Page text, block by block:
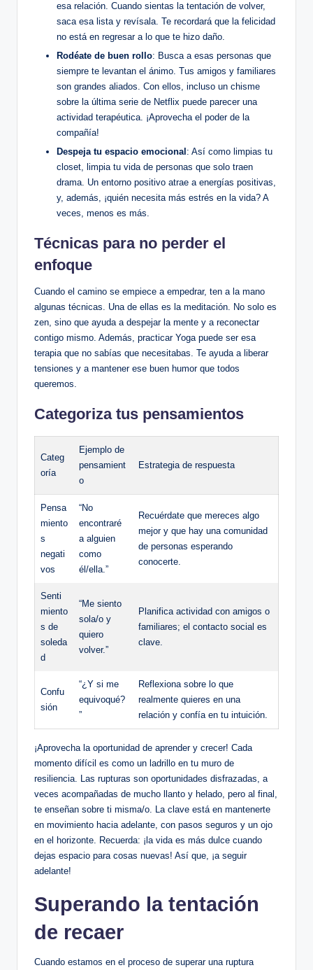
esa relación. Cuando sientas la tentación de volver,
saca esa lista y revísala. Te recordará que la felicidad
no está en regresar a lo que te hizo daño.
Rodéate de buen rollo: Busca a esas personas que
siempre te levantan el ánimo. Tus amigos y familiares
son grandes aliados. Con ellos, incluso un chisme
sobre la última serie de Netflix puede parecer una
actividad terapéutica. ¡Aprovecha el poder de la
compañía!
Despeja tu espacio emocional : Así como limpias tu
closet, limpia tu vida de personas que solo traen
drama. Un entorno positivo atrae a energías positivas,
y, además, ¡quién necesita más estrés en la vida? A
veces, menos es más.
Técnicas para no perder el
enfoque
Cuando el camino se empiece a empedrar, ten a la mano
algunas técnicas. Una de ellas es la meditación. No solo es
zen, sino que ayuda a despejar la mente y a reconectar
contigo mismo. Además, practicar Yoga puede ser esa
terapia que no sabías que necesitabas. Te ayuda a liberar
tensiones y a mantener ese buen humor que todos
queremos.
Categoriza tus pensamientos
Categ
oría
Ejemplo de
pensamient
o
Estrategia de respuesta
Pensa
miento
s
negati
vos
“No
encontraré
a alguien
como
él/ella.”
Recuérdate que mereces algo
mejor y que hay una comunidad
de personas esperando
conocerte.
Senti
miento
s de
soleda
d
“Me siento
sola/o y
quiero
volver.”
Planifica actividad con amigos o
familiares; el contacto social es
clave.
Confu
sión
“¿Y si me
equivoqué?
”
Reflexiona sobre lo que
realmente quieres en una
relación y confía en tu intuición.
¡Aprovecha la oportunidad de aprender y crecer! Cada
momento difícil es como un ladrillo en tu muro de
resiliencia. Las rupturas son oportunidades disfrazadas, a
veces acompañadas de mucho llanto y helado, pero al final,
te enseñan sobre ti misma/o. La clave está en mantenerte
en movimiento hacia adelante, con pasos seguros y un ojo
en el horizonte. Recuerda: ¡la vida es más dulce cuando
dejas espacio para cosas nuevas! Así que, ¡a seguir
adelante!
Superando la tentación
de recaer
Cuando estamos en el proceso de superar una ruptura